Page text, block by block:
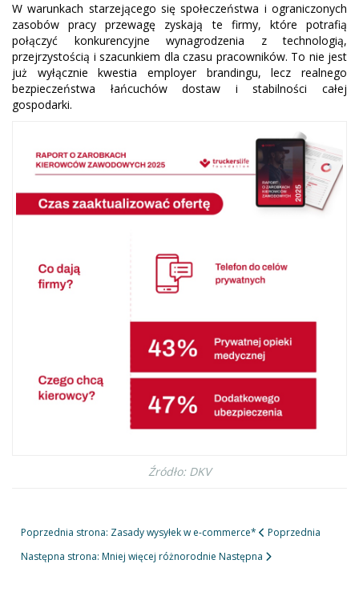
W warunkach starzejącego się społeczeństwa i ograniczonych
zasobów pracy przewagę zyskają te firmy, które potrafią
połączyć konkurencyjne wynagrodzenia z technologią,
przejrzystością i szacunkiem dla czasu pracowników. To nie jest
już wyłącznie kwestia employer brandingu, lecz realnego
bezpieczeństwa łańcuchów dostaw i stabilności całej
gospodarki.
Źródło: DKV
Poprzednia strona: Zasady wysyłek w e-commerce*
Poprzednia
Następna strona: Mniej więcej różnorodnie Następna